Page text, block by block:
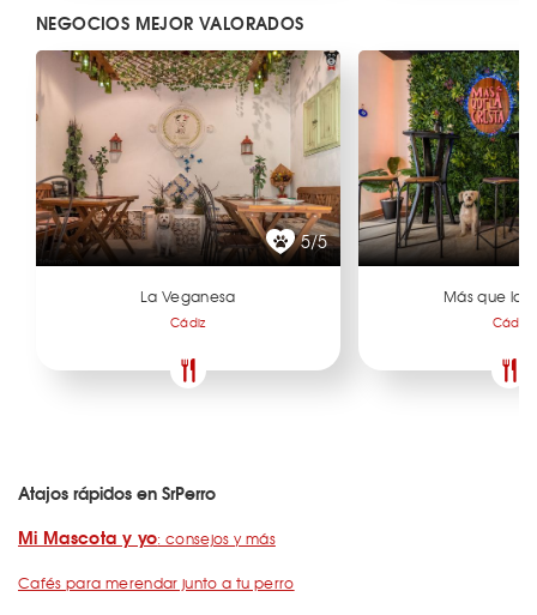
NEGOCIOS MEJOR VALORADOS
5/5
La Veganesa
Cádiz
Más que la
Cádiz
Atajos rápidos en SrPerro
Mi Mascota y yo: consejos y más
Cafés para merendar junto a tu perro